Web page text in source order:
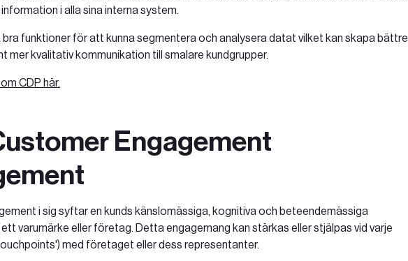
i alla sina interna system.
bra funktioner för att kunna segmentera och analysera datat vilket kan skapa bättre
mer kvalitativ kommunikation till smalare kundgrupper.
CDP här.
Engagement
i sig syftar en kunds känslomässiga, kognitiva och beteendemässiga
varumärke eller företag. Detta engagemang kan stärkas eller stjälpas vid varje
med företaget eller dess representanter.